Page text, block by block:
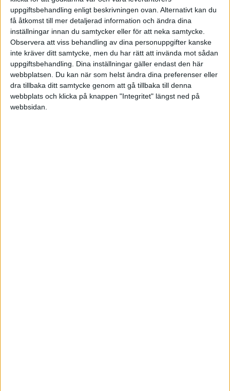
uppgiftsbehandling enligt beskrivningen ovan. Alternativt kan du
få åtkomst till mer detaljerad information och ändra dina
inställningar innan du samtycker eller för att neka samtycke.
Observera att viss behandling av dina personuppgifter kanske
inte kräver ditt samtycke, men du har rätt att invända mot sådan
uppgiftsbehandling. Dina inställningar gäller endast den här
webbplatsen. Du kan när som helst ändra dina preferenser eller
dra tillbaka ditt samtycke genom att gå tillbaka till denna
webbplats och klicka på knappen "Integritet" längst ned på
webbsidan.
STÖD VÅRT ARBETE
Bli medlem och hjälp oss försvara
företagarnas villkor
Vi är en fri röst för företagare – utan presstöd
eller särintressen. Med ditt stöd kan vi fortsätta
granska myndigheter, dela kunskap och driva
debatt i frågor som påverkar dig som
företagare.